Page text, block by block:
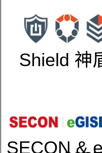
Shield 神
SECON &